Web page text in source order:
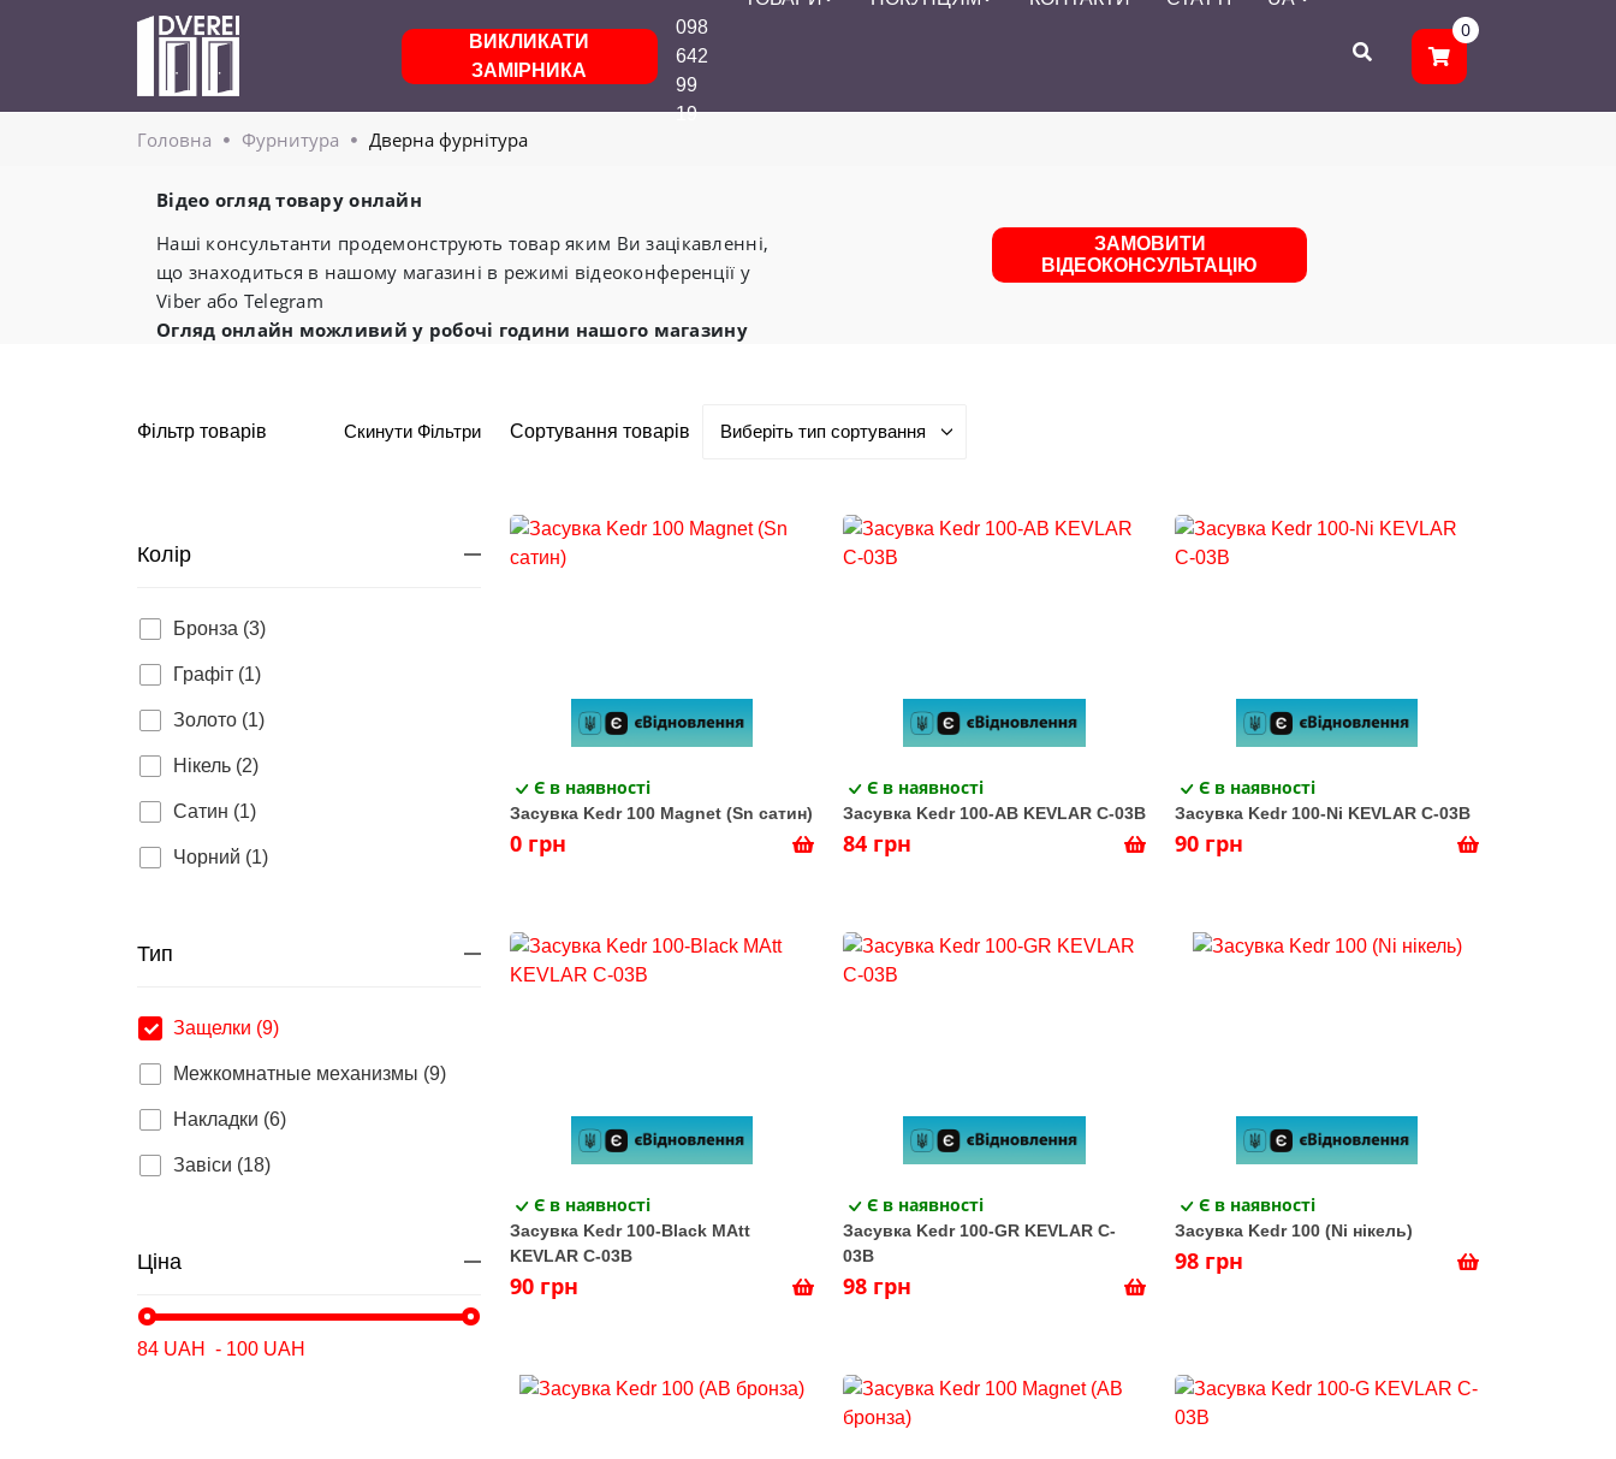
ВИКЛИКАТИ
ЗАМІРНИКА
098
642
99
19
0
Головнa Фурнитура Дверна фурнітура
Відео огляд товару онлайн
Наші консультанти продемонструють товар яким Ви зацікавленні,
що знаходиться в нашому магазині в режимі відеоконференції у
Viber або Telegram
Огляд онлайн можливий у робочі години нашого магазину
ЗАМОВИТИ
ВІДЕОКОНСУЛЬТАЦІЮ
Фільтр товарів Скинути Фільтри
Колір
Бронза (3)
Графіт (1)
Золото (1)
Нікель (2)
Сатин (1)
Чорний (1)
Тип
Защелки (9)
Межкомнатные механизмы (9)
Накладки (6)
Завіси (18)
Ціна
Сортування товарів
Є в наявності
Засувка Kedr 100 Magnet (Sn сатин)
0 грн
Є в наявності
Засувка Kedr 100-AB KEVLAR C-03В
84 грн
Є в наявності
Засувка Kedr 100-Ni KEVLAR C-03В
90 грн
Є в наявності
Засувка Kedr 100-Black MAtt
KEVLAR C-03В
90 грн
Є в наявності
Засувка Kedr 100-GR KEVLAR C-
03В
98 грн
Є в наявності
Засувка Kedr 100 (Ni нікель)
98 грн